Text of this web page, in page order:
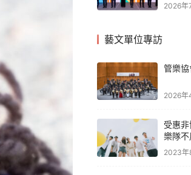
2026年
藝文單位專訪
管樂
2026年
受惠
樂隊
2023年